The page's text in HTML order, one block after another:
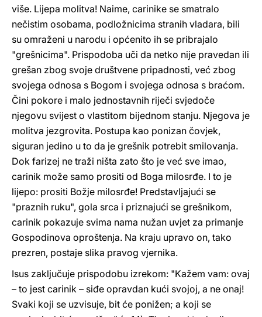
više. Lijepa molitva! Naime, carinike se smatralo
nečistim osobama, podložnicima stranih vladara, bili
su omraženi u narodu i općenito ih se pribrajalo
"grešnicima". Prispodoba uči da netko nije pravedan ili
grešan zbog svoje društvene pripadnosti, već zbog
svojega odnosa s Bogom i svojega odnosa s braćom.
Čini pokore i malo jednostavnih riječi svjedoče
njegovu svijest o vlastitom bijednom stanju. Njegova je
molitva jezgrovita. Postupa kao ponizan čovjek,
siguran jedino u to da je grešnik potrebit smilovanja.
Dok farizej ne traži ništa zato što je već sve imao,
carinik može samo prositi od Boga milosrđe. I to je
lijepo: prositi Božje milosrđe! Predstavljajući se
"praznih ruku", gola srca i priznajući se grešnikom,
carinik pokazuje svima nama nužan uvjet za primanje
Gospodinova oproštenja. Na kraju upravo on, tako
prezren, postaje slika pravog vjernika.
Isus zaključuje prispodobu izrekom: "Kažem vam: ovaj
– to jest carinik – siđe opravdan kući svojoj, a ne onaj!
Svaki koji se uzvisuje, bit će ponižen; a koji se